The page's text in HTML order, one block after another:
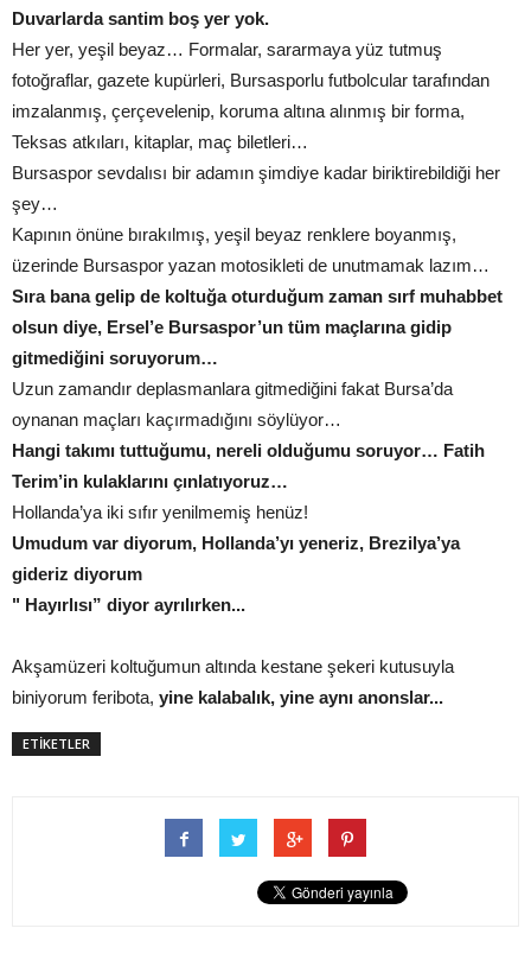
Duvarlarda santim boş yer yok.
Her yer, yeşil beyaz… Formalar, sararmaya yüz tutmuş
fotoğraflar, gazete kupürleri, Bursasporlu futbolcular tarafından
imzalanmış, çerçevelenip, koruma altına alınmış bir forma,
Teksas atkıları, kitaplar, maç biletleri…
Bursaspor sevdalısı bir adamın şimdiye kadar biriktirebildiği her
şey…
Kapının önüne bırakılmış, yeşil beyaz renklere boyanmış,
üzerinde Bursaspor yazan motosikleti de unutmamak lazım…
Sıra bana gelip de koltuğa oturduğum zaman sırf muhabbet
olsun diye, Ersel’e Bursaspor’un tüm maçlarına gidip
gitmediğini soruyorum…
Uzun zamandır deplasmanlara gitmediğini fakat Bursa’da
oynanan maçları kaçırmadığını söylüyor…
Hangi takımı tuttuğumu, nereli olduğumu soruyor… Fatih
Terim’in kulaklarını çınlatıyoruz…
Hollanda’ya iki sıfır yenilmemiş henüz!
Umudum var diyorum, Hollanda’yı yeneriz, Brezilya’ya
gideriz diyorum
" Hayırlısı” diyor ayrılırken...
Akşamüzeri koltuğumun altında kestane şekeri kutusuyla
biniyorum feribota, yine kalabalık, yine aynı anonslar...
ETİKETLER